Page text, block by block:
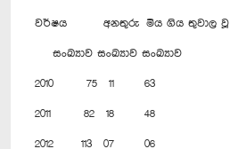
වර්ෂය අනතුරු මිය ගිය තුවාල වූ
සංඛ්‍යාව සංඛ්‍යාව සංඛ්‍යාව
2010 75 11 63
2011 82 18 48
2012 113 07 06